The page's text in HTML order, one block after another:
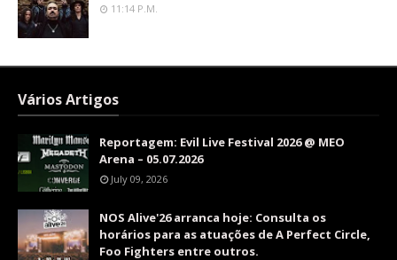
11:14 P.m.
Vários Artigos
Reportagem: Evil Live Festival 2026 @ MEO
Arena – 05.07.2026
July 09, 2026
NOS Alive'26 arranca hoje: Consulta os
horários para as atuações de A Perfect Circle,
Foo Fighters entre outros.